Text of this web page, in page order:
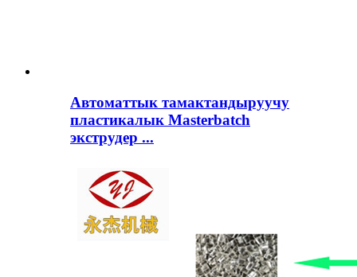
Автоматтык тамактандыруучу
пластикалык Masterbatch
экструдер ...